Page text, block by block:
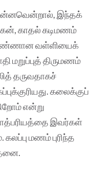
இந்தக்
காதல் கடிமணம்
வள்ளியைக்
மறுப்புத் திருமணம்
தருவதாகச்
கலைக்குப்
என்று
இவர்கள்
மணம் புரிந்த